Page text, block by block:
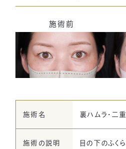
一宮美容クリニック
〒491-0904
愛知県一宮市神山1丁目1-1
JR尾張一宮、名鉄一宮駅西口より徒
ご予約はこ
施術前
施術名 裏ハムラ・二
施術の説明
目の下のふく